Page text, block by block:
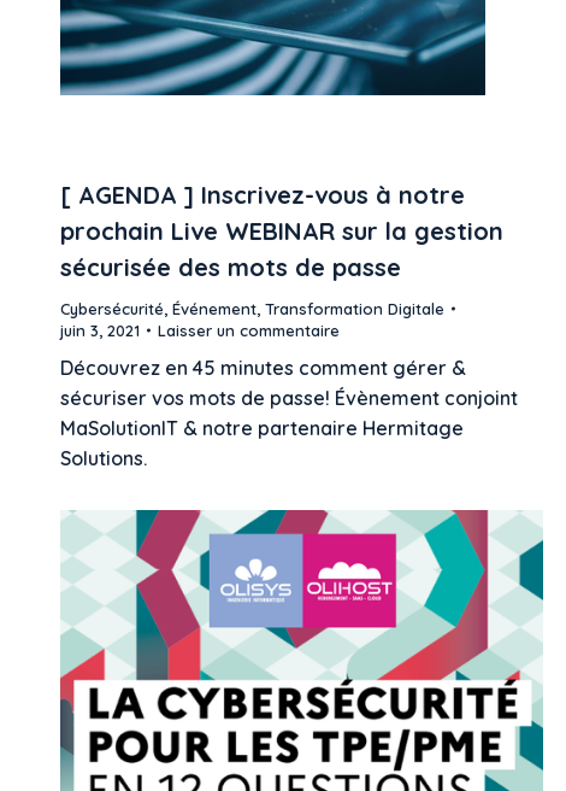
[ AGENDA ] Inscrivez-vous à notre
prochain Live WEBINAR sur la gestion
sécurisée des mots de passe
Cybersécurité, Événement, Transformation Digitale
juin 3, 2021
Laisser un commentaire
Découvrez en 45 minutes comment gérer &
sécuriser vos mots de passe! Évènement conjoint
MaSolutionIT & notre partenaire Hermitage
Solutions.